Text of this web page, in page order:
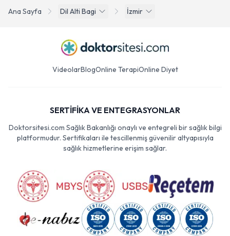
Ana Sayfa Dil Alti Bagi İzmir
VideolarBlogOnline TerapiOnline Diyet
SERTİFİKA VE ENTEGRASYONLAR
Doktorsitesi.com Sağlık Bakanlığı onaylı ve entegreli bir sağlık bilgi
platformudur. Sertifikaları ile tescillenmiş güvenilir altyapısıyla
sağlık hizmetlerine erişim sağlar.